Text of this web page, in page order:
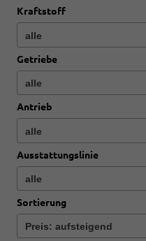
Kraftstoff
Getriebe
Antrieb
Ausstattungslinie
Sortierung